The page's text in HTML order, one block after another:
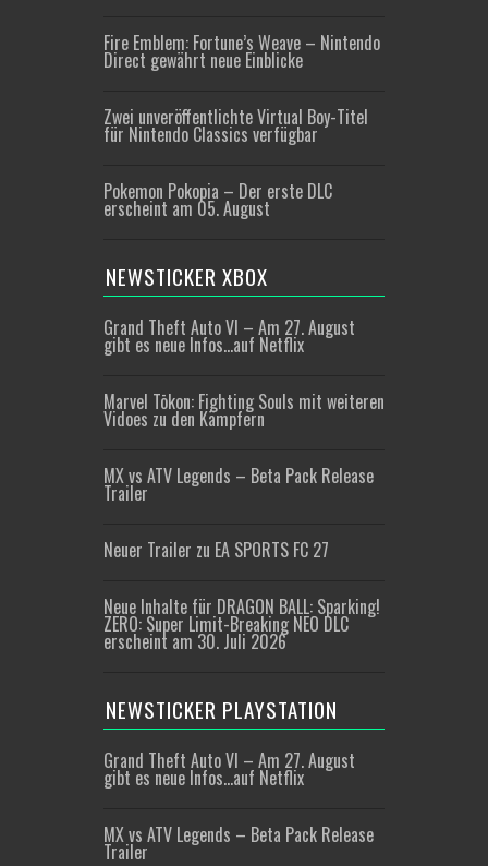
Fire Emblem: Fortune’s Weave – Nintendo
Direct gewährt neue Einblicke
Zwei unveröffentlichte Virtual Boy-Titel
für Nintendo Classics verfügbar
Pokemon Pokopia – Der erste DLC
erscheint am 05. August
NEWSTICKER XBOX
Grand Theft Auto VI – Am 27. August
gibt es neue Infos…auf Netflix
Marvel Tōkon: Fighting Souls mit weiteren
Vidoes zu den Kämpfern
MX vs ATV Legends – Beta Pack Release
Trailer
Neuer Trailer zu EA SPORTS FC 27
Neue Inhalte für DRAGON BALL: Sparking!
ZERO: Super Limit-Breaking NEO DLC
erscheint am 30. Juli 2026
NEWSTICKER PLAYSTATION
Grand Theft Auto VI – Am 27. August
gibt es neue Infos…auf Netflix
MX vs ATV Legends – Beta Pack Release
Trailer